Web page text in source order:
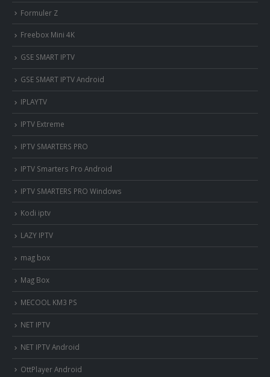
Formuler Z
Freebox Mini 4K
‎GSE SMART IPTV
GSE SMART IPTV Android
IPLAYTV
IPTV Extreme
IPTV SMARTERS PRO
IPTV Smarters Pro Android
IPTV SMARTERS PRO Windows
Kodi iptv
LAZY IPTV
mag box
Mag Box
MECOOL KM3 PS
NET IPTV
NET IPTV Android
OttPlayer Android